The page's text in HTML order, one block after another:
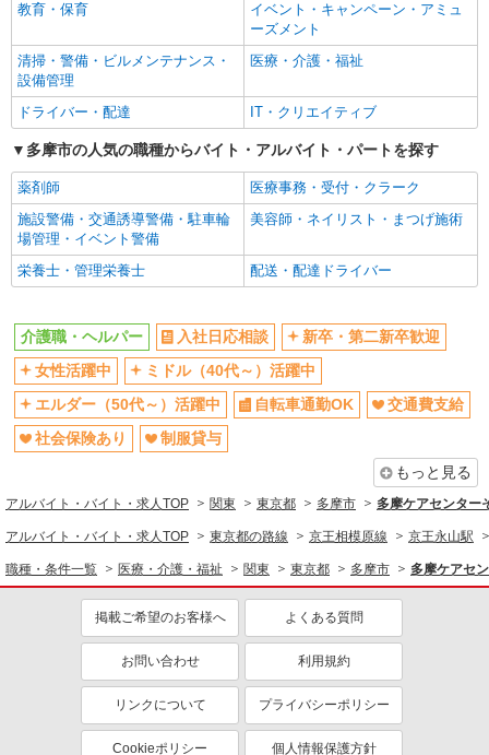
交通費支給
社会保険あり
制服貸与
研修制度あり
未経験歓迎
早朝
深夜
朝
昼
夕方
髪型・髪色自由
髭（ひげ）OK
ネイルOK
車通勤OK
残業少なめ（月20h未満）
産休・育休取得実績あり
同じ職種から求人を探す
医療・介護・福祉
介護職・ヘルパー
同じ特徴から求人を探す
深夜
車通勤OK
産休・育休取得実績あり
社員登用あり
教育・保育
イベント・キャンペーン・アミュ
ーズメント
清掃・警備・ビルメンテナンス・
設備管理
医療・介護・福祉
ドライバー・配達 IT・クリエイティブ
多摩市の人気の職種からバイト・アルバイト・パートを探す
薬剤師
医療事務・受付・クラーク
施設警備・交通誘導警備・駐車輪
場管理・イベント警備
美容師・ネイリスト・まつげ施術
栄養士・管理栄養士 配送・配達ドライバー
介護職・ヘルパー 入社日応相談
新卒・第二新卒歓迎
女性活躍中
ミドル（40代～）活躍中
エルダー（50代～）活躍中
自転車通勤OK
交通費支給
社会保険あり
制服貸与
もっと見る
アルバイト・バイト・求人TOP 関東 東京都 多摩市 多摩ケアセンター
アルバイト・バイト・求人TOP 東京都の路線 京王相模原線 京王永山駅
職種・条件一覧 医療・介護・福祉 関東 東京都 多摩市 多摩ケアセ
掲載ご希望のお客様へ よくある質問
お問い合わせ 利用規約
リンクについて プライバシーポリシー
Cookieポリシー 個人情報保護方針